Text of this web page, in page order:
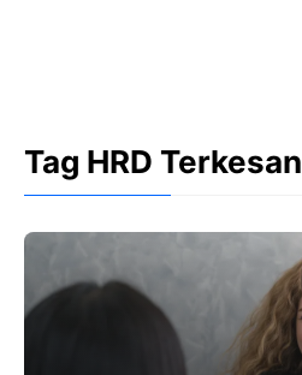
Tag HRD Terkesan